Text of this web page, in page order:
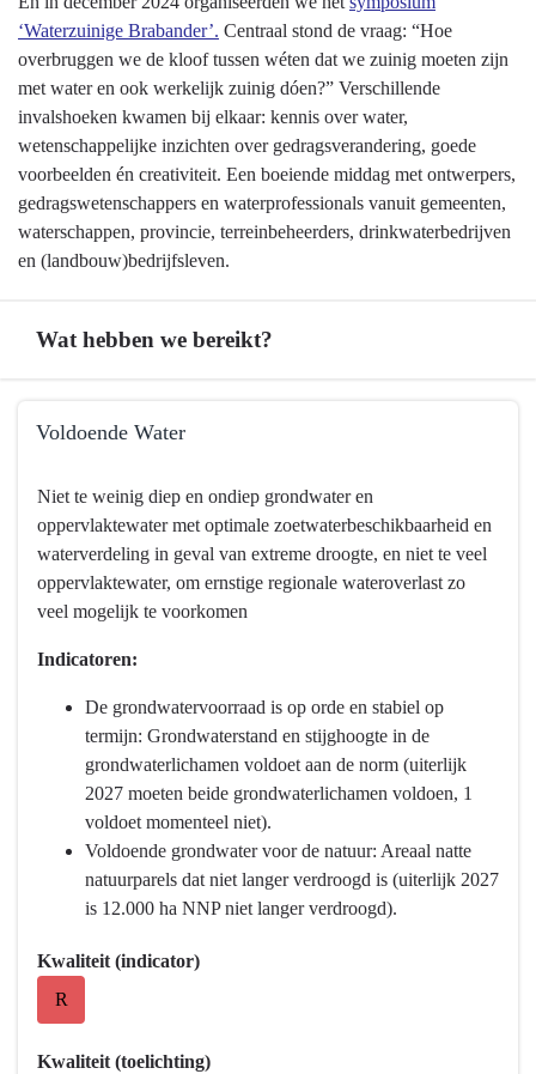
‘Waterzuinige Brabander’. Centraal stond de vraag: “Hoe
overbruggen we de kloof tussen wéten dat we zuinig moeten zijn
met water en ook werkelijk zuinig dóen?” Verschillende
invalshoeken kwamen bij elkaar: kennis over water,
wetenschappelijke inzichten over gedragsverandering, goede
voorbeelden én creativiteit. Een boeiende middag met ontwerpers,
gedragswetenschappers en waterprofessionals vanuit gemeenten,
waterschappen, provincie, terreinbeheerders, drinkwaterbedrijven
en (landbouw)bedrijfsleven.
Wat hebben we bereikt?
Programma
Water
Voldoende Water
naar
navigatie
Programma
Water
bodem
bereikt?
Voldoende
Niet te weinig diep en ondiep grondwater en
oppervlaktewater met optimale zoetwaterbeschikbaarheid en
waterverdeling in geval van extreme droogte, en niet te veel
oppervlaktewater, om ernstige regionale wateroverlast zo
veel mogelijk te voorkomen
Indicatoren:
De grondwatervoorraad is op orde en stabiel op
termijn: Grondwaterstand en stijghoogte in de
grondwaterlichamen voldoet aan de norm (uiterlijk
2027 moeten beide grondwaterlichamen voldoen, 1
voldoet momenteel niet).
Voldoende grondwater voor de natuur: Areaal natte
natuurparels dat niet langer verdroogd is (uiterlijk 2027
is 12.000 ha NNP niet langer verdroogd).
Kwaliteit (indicator)
R
Kwaliteit (toelichting)